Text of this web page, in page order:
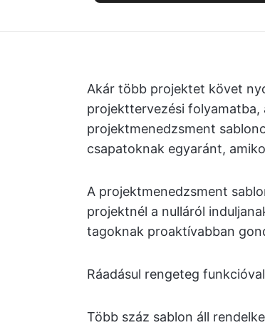
Akár több projektet követ
projekttervezési folyamatba,
projektmenedzsment
csapatoknak egyaránt,
A projektmenedzsment
projektnél a nulláról
tagoknak proaktívabban
Ráadásul rengeteg
Több száz sablon áll